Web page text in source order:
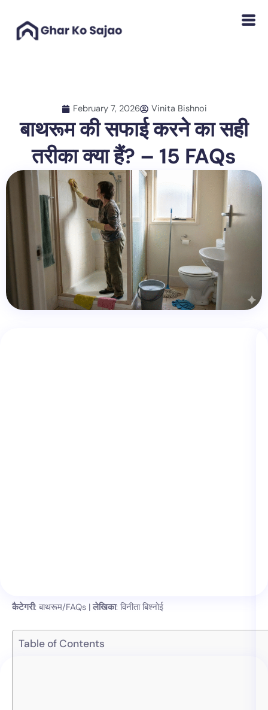
content
February 7, 2026 Vinita Bishnoi
बाथरूम की सफाई करने का सही
तरीका क्या हैं? – 15 FAQs
कैटेगरी: बाथरूम/FAQs | लेखिका: विनीता बिश्नोई
Table of Contents